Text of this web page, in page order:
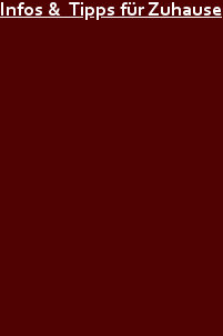
Infos & Tipps für Zuhause